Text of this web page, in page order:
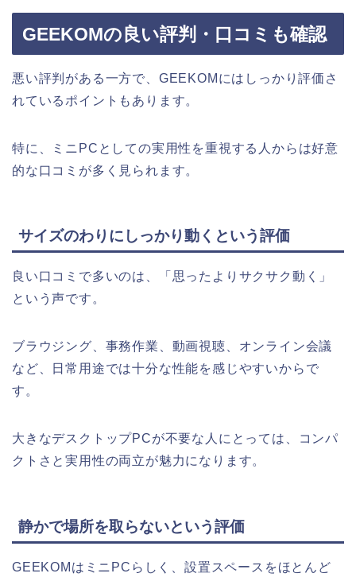
GEEKOMの良い評判・口コミも確認
悪い評判がある一方で、GEEKOMにはしっかり評価さ
れているポイントもあります。
特に、ミニPCとしての実用性を重視する人からは好意
的な口コミが多く見られます。
サイズのわりにしっかり動くという評価
良い口コミで多いのは、「思ったよりサクサク動く」
という声です。
ブラウジング、事務作業、動画視聴、オンライン会議
など、日常用途では十分な性能を感じやすいからで
す。
大きなデスクトップPCが不要な人にとっては、コンパ
クトさと実用性の両立が魅力になります。
静かで場所を取らないという評価
GEEKOMはミニPCらしく、設置スペースをほとんど